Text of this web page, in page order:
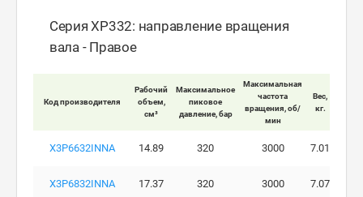
Серия XP332: направление вращения
вала - Правое
Код производителя
Рабочий
объем,
см³
Максимальное
пиковое
давление, бар
Максимальная
частота
вращения, об/
мин
Вес,
кг.
X3P6632INNA 14.89 320 3000 7.01
X3P6832INNA 17.37 320 3000 7.07